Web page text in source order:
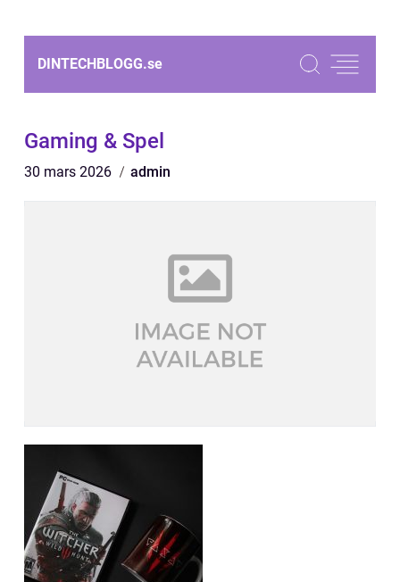
DINTECHBLOGG.se
Gaming & Spel
30 mars 2026 admin